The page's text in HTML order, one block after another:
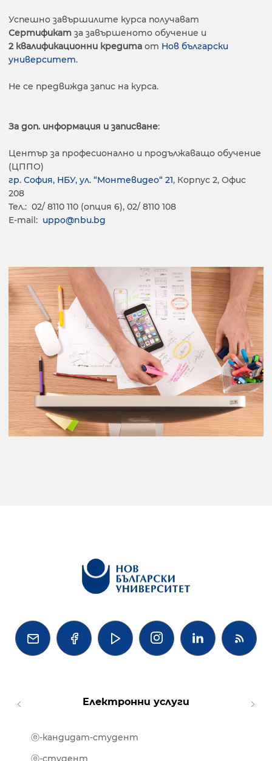
Успешно завършилите курса получават
Сертификат за завършеното обучение и
2 квалификационни кредита от Нов български
университет.
Не се предвижда запис на курса.
За доп. информация и записване:
Център за професионално и продължаващо обучение
(ЦППО)
гр. София, НБУ, ул. “Монтевидео“ 21, Корпус 2, Офис
208
Тел.: 02/ 8110 110 (опция 6), 02/ 8110 108
E-mail: uppo@nbu.bg
   
Електронни услуги
ⓔ-кандидат-студент
ⓔ-студент